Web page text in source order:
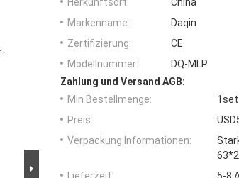
Herkunftsort:
China
Markenname:
Daqin
Zertifizierung:
CE
Modellnummer:
DQ-MLP
Zahlung und Versand AGB:
Min Bestellmenge:
1set
Preis:
Verpackung Informationen: